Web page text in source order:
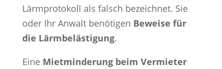
Lärmprotokoll als falsch bezeichnet. Sie
oder Ihr Anwalt benötigen Beweise für
die Lärmbelästigung.
Eine Mietminderung beim Vermieter